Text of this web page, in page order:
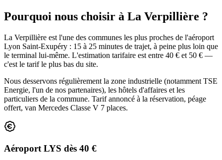
Pourquoi nous choisir à La Verpillière ?
La Verpillière est l'une des communes les plus proches de l'aéroport
Lyon Saint-Exupéry : 15 à 25 minutes de trajet, à peine plus loin que
le terminal lui-même. L'estimation tarifaire est entre 40 € et 50 € —
c'est le tarif le plus bas du site.
Nous desservons régulièrement la zone industrielle (notamment TSE
Energie, l'un de nos partenaires), les hôtels d'affaires et les
particuliers de la commune. Tarif annoncé à la réservation, péage
offert, van Mercedes Classe V 7 places.
Aéroport LYS dès 40 €